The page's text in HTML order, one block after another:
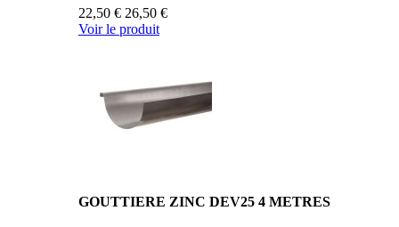
22,50 € 26,50 €
Voir le produit
GOUTTIERE ZINC DEV25 4 METRES